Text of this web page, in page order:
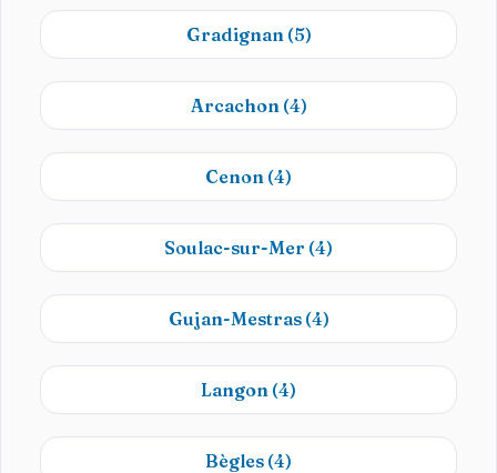
Gradignan (5)
Arcachon (4)
Cenon (4)
Soulac-sur-Mer (4)
Gujan-Mestras (4)
Langon (4)
Bègles (4)